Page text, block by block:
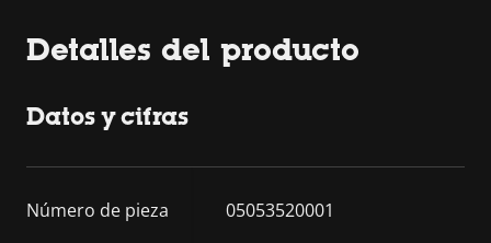
Detalles del producto
Datos y cifras
Número de pieza 05053520001